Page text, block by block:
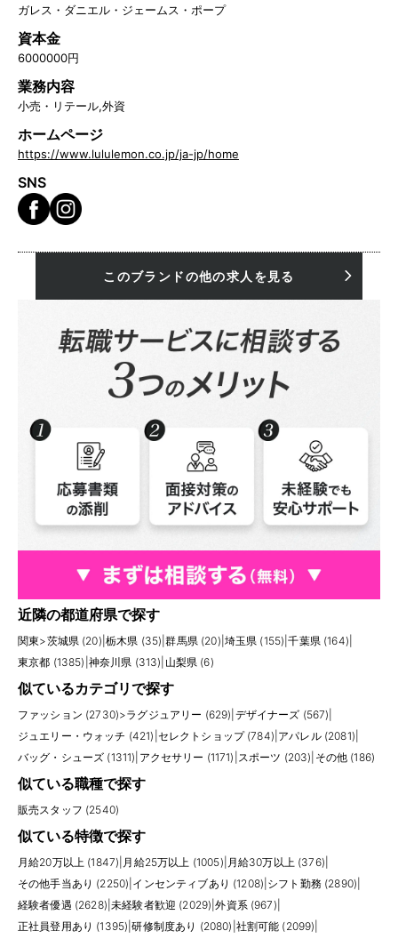
ガレス・ダニエル・ジェームス・ポープ
資本金
6000000円
業務内容
小売・リテール,外資
ホームページ
https://www.lululemon.co.jp/ja-jp/home
SNS
このブランドの他の求人を見る
近隣の都道府県で探す
関東>茨城県 (20) 栃木県 (35) |群馬県 (20) 埼玉県 (155) |千葉県 (164)
東京都 (1385) 神奈川県 (313) 山梨県 (6)
似ているカテゴリで探す
ファッション (2730)>ラグジュアリー (629) デザイナーズ (567)
ジュエリー・ウォッチ (421) セレクトショップ (784) アパレル (2081)
バッグ・シューズ (1311) アクセサリー (1171) スポーツ (203) その他 (186)
似ている職種で探す
販売スタッフ (2540)
似ている特徴で探す
月給20万以上 (1847) 月給25万以上 (1005) 月給30万以上 (376)
その他手当あり (2250) インセンティブあり (1208) シフト勤務 (2890)
経験者優遇 (2628) |未経験者歓迎 (2029) |外資系 (967)
正社員登用あり (1395) |研修制度あり (2080) 社割可能 (2099)